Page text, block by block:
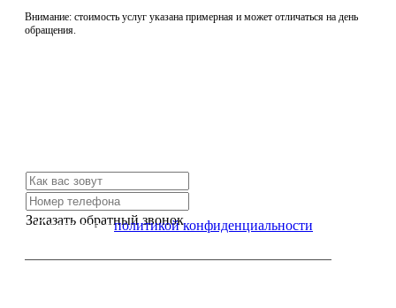
Внимание: стоимость услуг указана примерная и может отличаться на день
обращения.
Заказать обратный звонок
Я согласен сполитикой конфиденциальности